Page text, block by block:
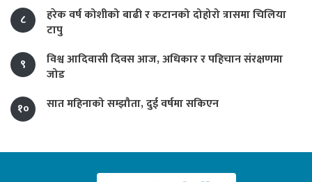
८
हरेक वर्ष कोशीको बाढी र कटानको दोहोरो त्रासमा चिलिया
टापु
९
विश्व आदिवासी दिवस आज, अधिकार र पहिचान संरक्षणमा
जोड
१०
सात महिनाको सम्झौता, दुई वर्षमा सकिएन